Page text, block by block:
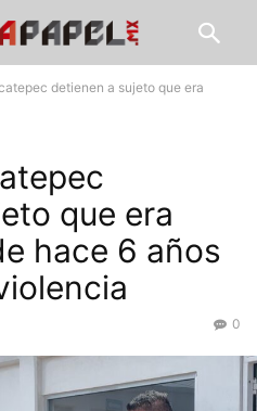
detienen a sujeto que era
que era
hace 6 años
0